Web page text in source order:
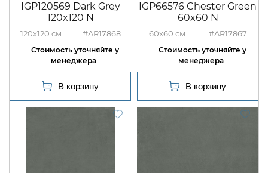
IGP120569 Dark Grey
120x120 N
120x120 #AR17868
IGP66576 Chester Green
60x60 N
60x60 #AR17867